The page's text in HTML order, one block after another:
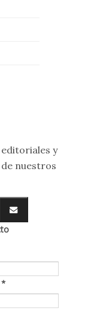
y
nuestros
*